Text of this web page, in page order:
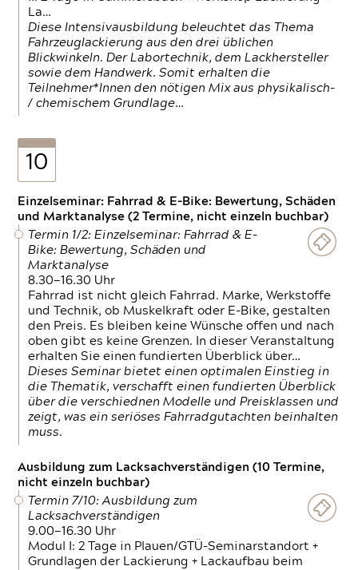
La…
Diese Intensivausbildung beleuchtet das Thema
Fahrzeuglackierung aus den drei üblichen
Blickwinkeln. Der Labortechnik, dem Lackhersteller
sowie dem Handwerk. Somit erhalten die
Teilnehmer*Innen den nötigen Mix aus physikalisch-
/ chemischem Grundlage…
10
Einzelseminar: Fahrrad & E-Bike: Bewertung, Schäden
und Marktanalyse (2 Termine, nicht einzeln buchbar)
Termin 1/2: Einzelseminar: Fahrrad & E-
Bike: Bewertung, Schäden und
Marktanalyse
8.30—16.30 Uhr
Fahrrad ist nicht gleich Fahrrad. Marke, Werkstoffe
und Technik, ob Muskelkraft oder E-Bike, gestalten
den Preis. Es bleiben keine Wünsche offen und nach
oben gibt es keine Grenzen. In dieser Veranstaltung
erhalten Sie einen fundierten Überblick über…
Dieses Seminar bietet einen optimalen Einstieg in
die Thematik, verschafft einen fundierten Überblick
über die verschiednen Modelle und Preisklassen und
zeigt, was ein seriöses Fahrradgutachten beinhalten
muss.
Ausbildung zum Lacksachverständigen (10 Termine,
nicht einzeln buchbar)
Termin 7/10: Ausbildung zum
Lacksachverständigen
9.00—16.30 Uhr
Modul I: 2 Tage in Plauen/GTÜ-Seminarstandort +
Grundlagen der Lackierung + Lackaufbau beim